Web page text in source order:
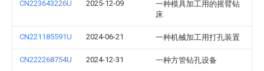
CN223643226U 2025-12-09
一种模具加工用的摇臂钻
床
CN221185591U 2024-06-21 一种机械加工用打孔装置
CN222268754U 2024-12-31 一种方管钻孔设备